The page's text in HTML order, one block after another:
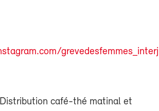
café-thé matinal et